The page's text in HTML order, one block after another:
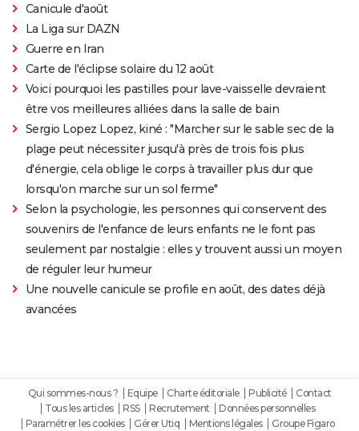
Canicule d'août
La Liga sur DAZN
Guerre en Iran
Carte de l'éclipse solaire du 12 août
Voici pourquoi les pastilles pour lave-vaisselle devraient
être vos meilleures alliées dans la salle de bain
Sergio Lopez Lopez, kiné : "Marcher sur le sable sec de la
plage peut nécessiter jusqu'à près de trois fois plus
d'énergie, cela oblige le corps à travailler plus dur que
lorsqu'on marche sur un sol ferme"
Selon la psychologie, les personnes qui conservent des
souvenirs de l'enfance de leurs enfants ne le font pas
seulement par nostalgie : elles y trouvent aussi un moyen
de réguler leur humeur
Une nouvelle canicule se profile en août, des dates déjà
avancées
Qui sommes-nous ? Equipe Charte éditoriale Publicité
Contact
Tous les articles
RSS Recrutement
Données personnelles
Paramétrer les cookies
Gérer Utiq Mentions légales Groupe Figaro